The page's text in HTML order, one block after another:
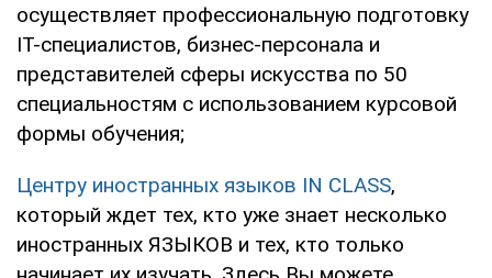
осуществляет профессиональную подготовку
IT-специалистов, бизнес-персонала и
представителей сферы искусства по 50
специальностям с использованием курсовой
формы обучения;
Центру иностранных языков IN CLASS,
который ждет тех, кто уже знает несколько
иностранных ЯЗЫКОВ и тех, кто только